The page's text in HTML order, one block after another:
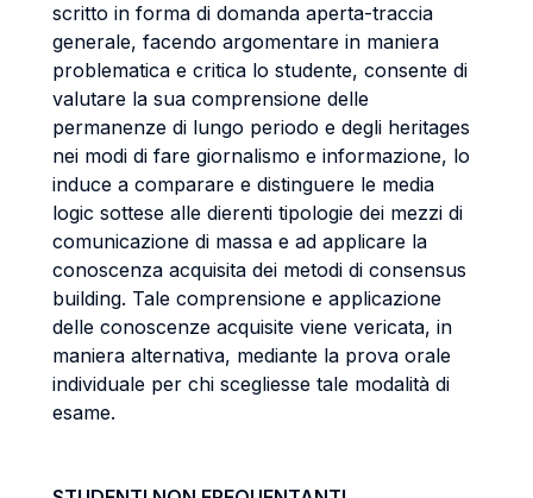
scritto in forma di domanda aperta-traccia
generale, facendo argomentare in maniera
problematica e critica lo studente, consente di
valutare la sua comprensione delle
permanenze di lungo periodo e degli heritages
nei modi di fare giornalismo e informazione, lo
induce a comparare e distinguere le media
logic sottese alle dierenti tipologie dei mezzi di
comunicazione di massa e ad applicare la
conoscenza acquisita dei metodi di consensus
building. Tale comprensione e applicazione
delle conoscenze acquisite viene vericata, in
maniera alternativa, mediante la prova orale
individuale per chi scegliesse tale modalità di
esame.